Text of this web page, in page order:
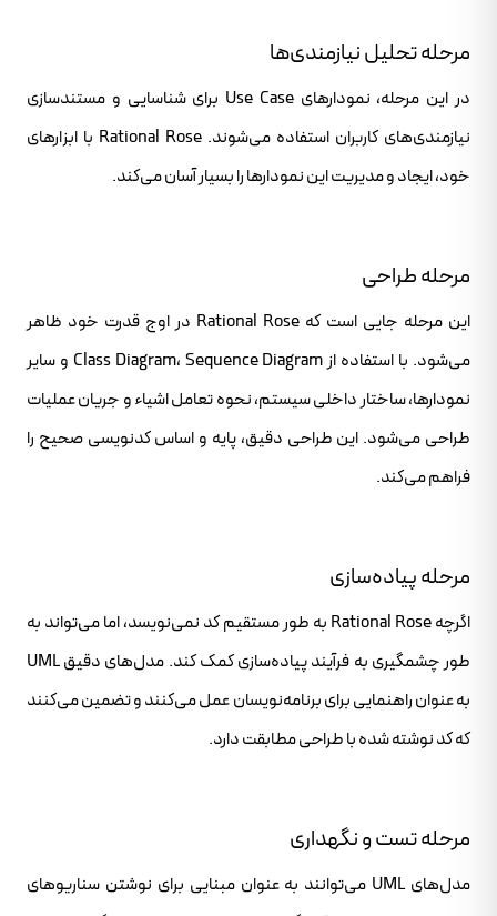
مرحله تحلیل نیازمندی‌ها
در این مرحله، نمودارهای Use Case برای شناسایی و مستندسازی
نیازمندی‌های کاربران استفاده می‌شوند. Rational Rose با ابزارهای
خود، ایجاد و مدیریت این نمودارها را بسیار آسان می‌کند.
مرحله طراحی
این مرحله جایی است که Rational Rose در اوج قدرت خود ظاهر
می‌شود. با استفاده از Class Diagram، Sequence Diagram و سایر
نمودارها، ساختار داخلی سیستم، نحوه تعامل اشیاء و جریان عملیات
طراحی می‌شود. این طراحی دقیق، پایه و اساس کدنویسی صحیح را
فراهم می‌کند.
مرحله پیاده‌سازی
اگرچه Rational Rose به طور مستقیم کد نمی‌نویسد، اما می‌تواند به
طور چشمگیری به فرآیند پیاده‌سازی کمک کند. مدل‌های دقیق UML
به عنوان راهنمایی برای برنامه‌نویسان عمل می‌کنند و تضمین می‌کنند
که کد نوشته شده با طراحی مطابقت دارد.
مرحله تست و نگهداری
مدل‌های UML می‌توانند به عنوان مبنایی برای نوشتن سناریوهای